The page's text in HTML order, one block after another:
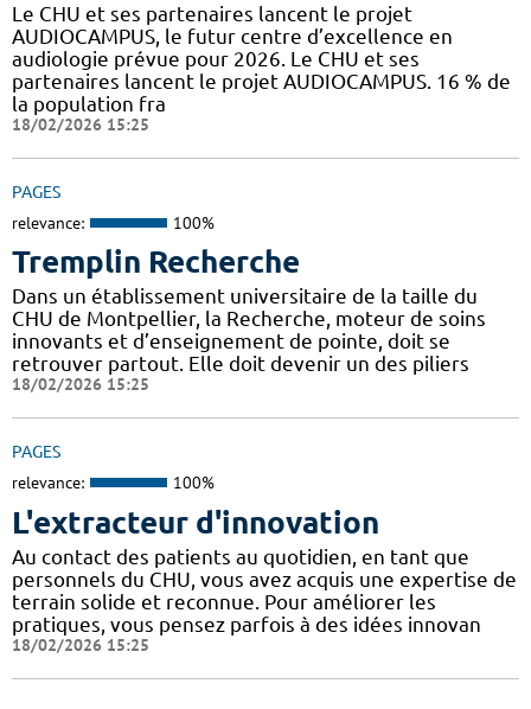
Le CHU et ses partenaires lancent le projet
AUDIOCAMPUS, le futur centre d’excellence en
audiologie prévue pour 2026. Le CHU et ses
partenaires lancent le projet AUDIOCAMPUS. 16 % de
la population fra
18/02/2026 15:25
PAGES
relevance: 100%
Tremplin Recherche
Dans un établissement universitaire de la taille du
CHU de Montpellier, la Recherche, moteur de soins
innovants et d’enseignement de pointe, doit se
retrouver partout. Elle doit devenir un des piliers
18/02/2026 15:25
PAGES
relevance: 100%
L'extracteur d'innovation
Au contact des patients au quotidien, en tant que
personnels du CHU, vous avez acquis une expertise de
terrain solide et reconnue. Pour améliorer les
pratiques, vous pensez parfois à des idées innovan
18/02/2026 15:25